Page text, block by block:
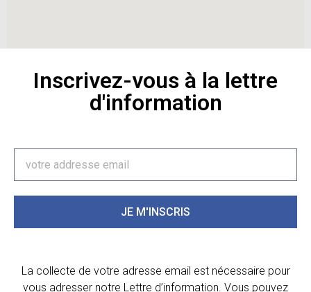
Inscrivez-vous à la lettre
d'information
JE M'INSCRIS
La collecte de votre adresse email est nécessaire pour
vous adresser notre Lettre d’information. Vous pouvez